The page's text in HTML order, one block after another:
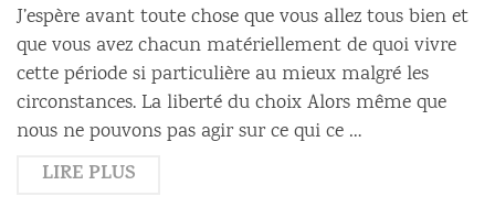
J’espère avant toute chose que vous allez tous bien et
que vous avez chacun matériellement de quoi vivre
cette période si particulière au mieux malgré les
circonstances. La liberté du choix Alors même que
nous ne pouvons pas agir sur ce qui ce …
LIRE PLUS